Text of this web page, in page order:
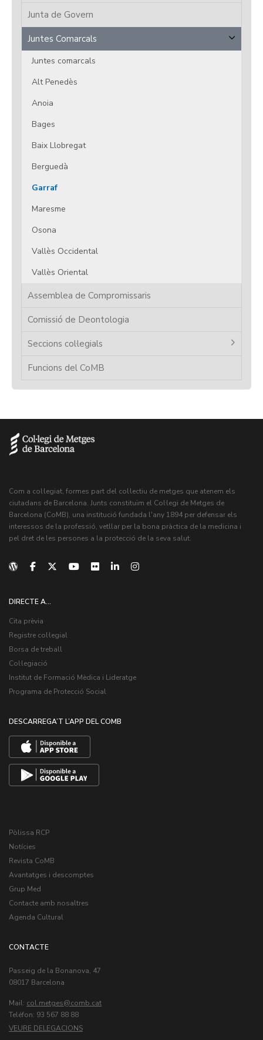
Junta de Govern
Juntes Comarcals
Juntes comarcals
Alt Penedès
Anoia
Bages
Baix Llobregat
Berguedà
Garraf
Maresme
Osona
Vallès Occidental
Vallès Oriental
Assemblea de Compromissaris
Comissió de Deontologia
Seccions col·legials
Funcions del CoMB
Com a col·legiat, formes part del col·lectiu de metges que atenem els
ciutadans de Barcelona. Junts constituïm el Col·legi de Metges de
Barcelona (CoMB), una institució fundada l'any 1894 per defensar els
interessos de la professió, vetllar per la bona pràctica de la medicina i
pel dret de les persones a la protecció de la seva salut.
DIRECTE A...
Cita prèvia
Registre col·legial
Borsa de treball
Col·legiació
Institut de Formació Mèdica i Lideratge
Programa de Protecció Social
DESCARREGA’T L’APP DEL COMB
Pòlissa RCP
Notícies
Revista CoMB
Avantatges i descomptes
Grup Med
Contacte amb nosaltres
Agenda Cultural
CONTACTE
Passeig de la Bonanova, 47
08017 Barcelona
Mail: col.metges
Teléfon: 93 567 88 88
VEURE DELEGACIONS